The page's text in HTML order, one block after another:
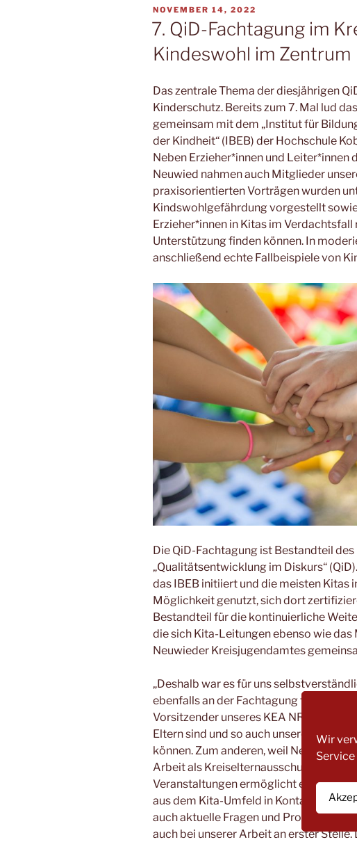
Wir
VERÖFFENTLICHT
AM
NOVEMBER 14, 2022
7. QiD-Fachtagung im
Kindeswohl im Zentrum
Das zentrale Thema der diesjährigen
Kinderschutz. Bereits zum 7. Mal lud
gemeinsam mit dem „Institut für
der Kindheit“ (IBEB) der Hochschule
Neben Erzieher*innen und Leiter*innen
Neuwied nahmen auch Mitglieder
praxisorientierten Vorträgen wurden
Kindswohlgefährdung vorgestellt
Erzieher*innen in Kitas im Verdachtsfall
Unterstützung finden können. In
anschließend echte Fallbeispiele von
Die QiD-Fachtagung ist Bestandteil
„Qualitätsentwicklung im Diskurs“
das IBEB initiiert und die meisten Kitas
Möglichkeit genutzt, sich dort
Bestandteil für die kontinuierliche
die sich Kita-Leitungen ebenso wie
Neuwieder Kreisjugendamtes
„Deshalb war es für uns
ebenfalls an der Fachtagung
Vorsitzender unseres KEA NR. „Zum
Eltern sind und so auch unsere
können. Zum anderen, weil Netzwerken
Arbeit als Kreiselternausschuss ist.“ Die
Veranstaltungen ermöglicht es, mit
aus dem Kita-Umfeld in Kontakt zu
auch aktuelle Fragen und Probleme
auch bei unserer Arbeit an erster